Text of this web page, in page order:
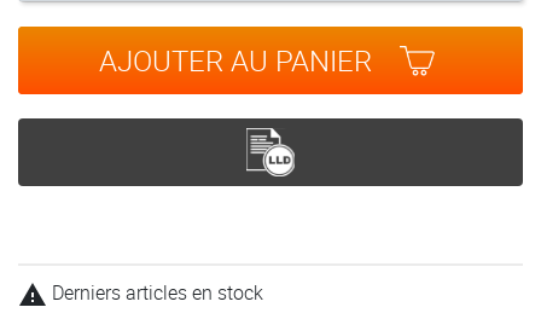
AJOUTER AU PANIER
 Derniers articles en stock